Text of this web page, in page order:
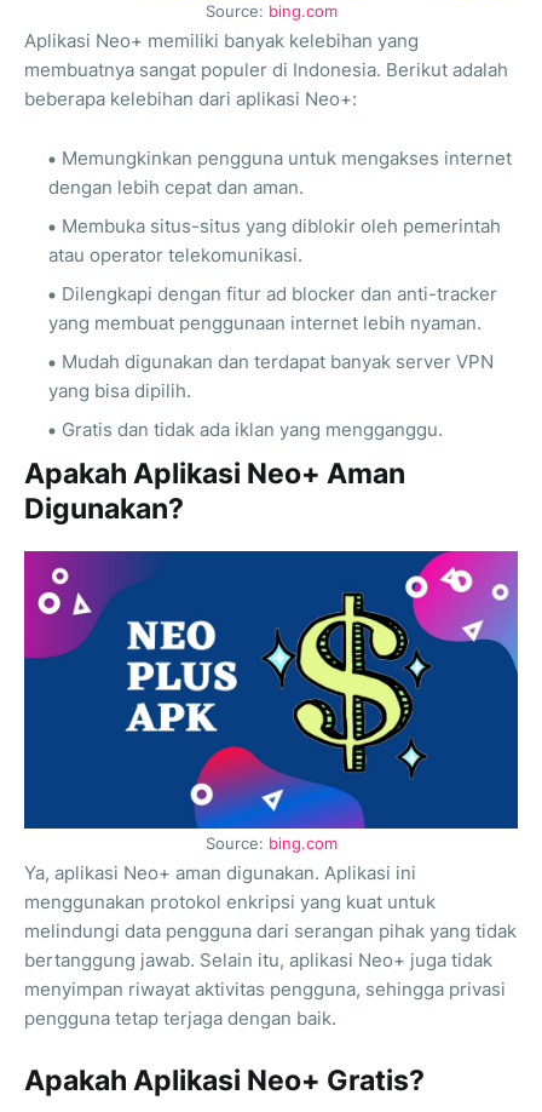
Source: bing.com
Aplikasi Neo+ memiliki banyak kelebihan yang
membuatnya sangat populer di Indonesia. Berikut adalah
beberapa kelebihan dari aplikasi Neo+:
Memungkinkan pengguna untuk mengakses internet
dengan lebih cepat dan aman.
Membuka situs-situs yang diblokir oleh pemerintah
atau operator telekomunikasi.
Dilengkapi dengan fitur ad blocker dan anti-tracker
yang membuat penggunaan internet lebih nyaman.
Mudah digunakan dan terdapat banyak server VPN
yang bisa dipilih.
Gratis dan tidak ada iklan yang mengganggu.
Apakah Aplikasi Neo+ Aman
Digunakan?
Source: bing.com
Ya, aplikasi Neo+ aman digunakan. Aplikasi ini
menggunakan protokol enkripsi yang kuat untuk
melindungi data pengguna dari serangan pihak yang tidak
bertanggung jawab. Selain itu, aplikasi Neo+ juga tidak
menyimpan riwayat aktivitas pengguna, sehingga privasi
pengguna tetap terjaga dengan baik.
Apakah Aplikasi Neo+ Gratis?